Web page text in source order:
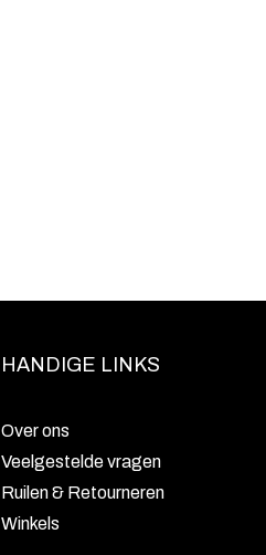
HANDIGE LINKS
Over ons
Veelgestelde vragen
Ruilen & Retourneren
Winkels